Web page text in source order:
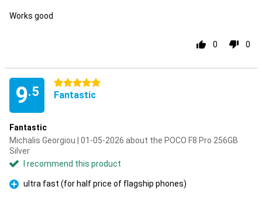
Works good
0 0
9.5
5 stars
Fantastic
Fantastic
Michalis Georgiou | 01-05-2026 about the POCO F8 Pro 256GB
Silver
I recommend this product
Pro
ultra fast (for half price of flagship phones)